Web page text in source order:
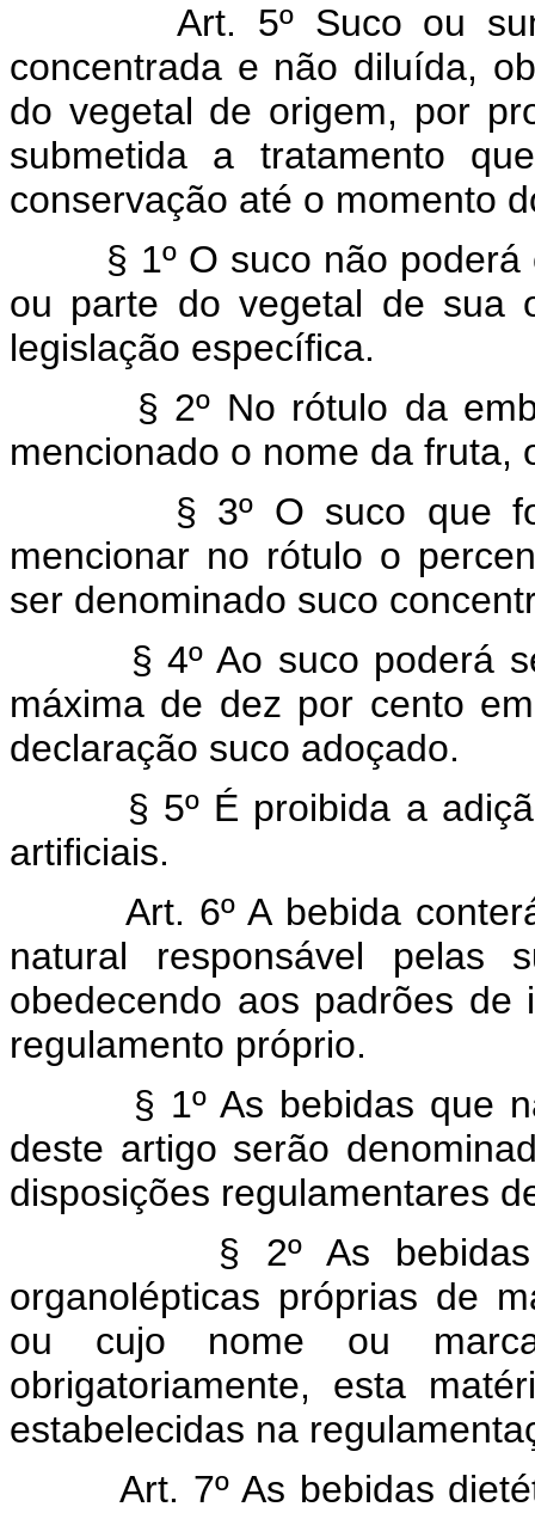
Art. 5º Suco ou
concentrada e não diluída,
do vegetal de origem, por
submetida a tratamento
conservação até o momento
§ 1º O suco não poderá
ou parte do vegetal de sua
legislação específica.
§ 2º No rótulo da
mencionado o nome da fruta,
§ 3º O suco que for
mencionar no rótulo o
ser denominado suco
§ 4º Ao suco poderá ser
máxima de dez por cento
declaração suco adoçado.
§ 5º É proibida a adição,
artificiais.
Art. 6º A bebida
natural responsável pelas
obedecendo aos padrões de
regulamento próprio.
§ 1º As bebidas que
deste artigo serão
disposições regulamentares
§ 2º As bebidas que
organolépticas próprias de
ou cujo nome ou
obrigatoriamente, esta
estabelecidas na
Art. 7º As bebidas